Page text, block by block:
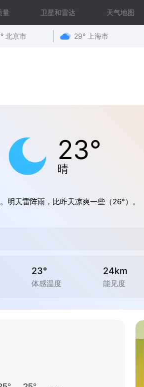
量 卫星和雷达 天气地图
北京市 29° 上海市
23°
晴
明天雷阵雨，比昨天凉爽一些（26°）。
23°
体感温度
24km
能见度